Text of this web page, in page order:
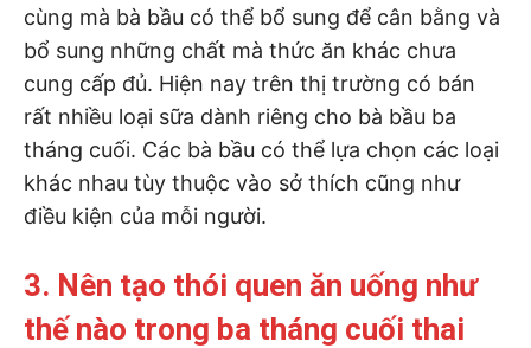
cùng mà bà bầu có thể bổ sung để cân bằng và
bổ sung những chất mà thức ăn khác chưa
cung cấp đủ. Hiện nay trên thị trường có bán
rất nhiều loại sữa dành riêng cho bà bầu ba
tháng cuối. Các bà bầu có thể lựa chọn các loại
khác nhau tùy thuộc vào sở thích cũng như
điều kiện của mỗi người.
3. Nên tạo thói quen ăn uống như
thế nào trong ba tháng cuối thai